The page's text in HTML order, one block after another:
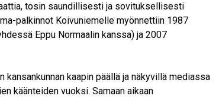
tosin saundillisesti ja sovituksellisesti
palkinnot Koivuniemelle myönnettiin 1987
Eppu Normaalin kanssa) ja 2007
kaapin päällä ja näkyvillä mediassa
käänteiden vuoksi. Samaan aikaan